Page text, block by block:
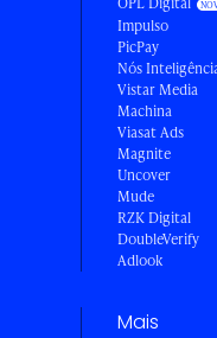
Impulso
PicPay
Nós
Vistar Media
Machina
Viasat Ads
Magnite
Uncover
Mude
RZK Digital
DoubleVerify
Adlook
Mais